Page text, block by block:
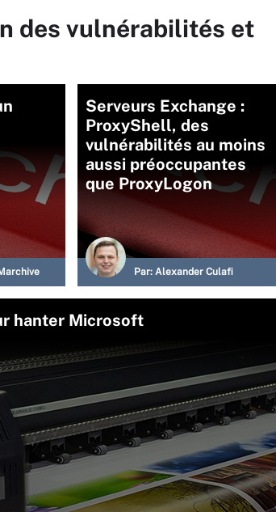
des vulnérabilités et
Serveurs Exchange :
ProxyShell, des
vulnérabilités au moins
aussi préoccupantes
que ProxyLogon
Par: Alexander Culafi
hanter Microsoft